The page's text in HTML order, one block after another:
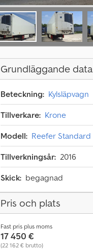
Grundläggande data
Beteckning: Kylsläpvagn
Tillverkare: Krone
Modell: Reefer Standard
Tillverkningsår: 2016
Skick: begagnad
Pris och plats
Fast pris plus moms
17 450 €
(22 162 € brutto)